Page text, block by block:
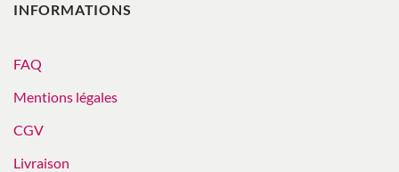
INFORMATIONS
FAQ
Mentions légales
CGV
Livraison